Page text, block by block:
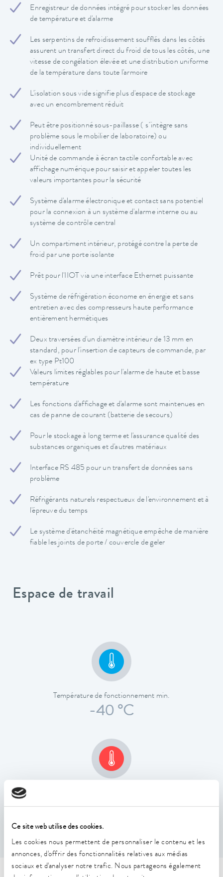
Ce site web utilise des cookies.
Les cookies nous permettent de personnaliser le contenu et les
annonces, d'offrir des fonctionnalités relatives aux médias
sociaux et d'analyser notre trafic. Nous partageons également
Enregistreur de données intégré pour stocker les données
de température et d'alarme
Les serpentins de refroidissement soufflés dans les côtés
assurent un transfert direct du froid de tous les côtés, une
vitesse de congélation élevée et une distribution uniforme
de la température dans toute l'armoire
L'isolation sous vide signifie plus d'espace de stockage
avec un encombrement réduit
Peut être positionné sous-paillasse ( s´intègre sans
problème sous le mobilier de laboratoire) ou
individuellement
Unité de commande à écran tactile confortable avec
affichage numérique pour saisir et appeler toutes les
valeurs importantes pour la sécurité
Système d'alarme électronique et contact sans potentiel
pour la connexion à un système d'alarme interne ou au
système de contrôle central
Un compartiment intérieur, protégé contre la perte de
froid par une porte isolante
Prêt pour l'IIOT via une interface Ethernet puissante
Système de réfrigération économe en énergie et sans
entretien avec des compresseurs haute performance
entièrement hermétiques
Deux traversées d'un diamètre intérieur de 13 mm en
standard, pour l'insertion de capteurs de commande, par
ex type Pt100
Valeurs limites réglables pour l'alarme de haute et basse
température
Les fonctions d'affichage et d'alarme sont maintenues en
cas de panne de courant (batterie de secours)
Pour le stockage à long terme et l'assurance qualité des
substances organiques et d'autres matériaux
Interface RS 485 pour un transfert de données sans
problème
Réfrigérants naturels respectueux de l'environnement et à
l'épreuve du temps
Le système d'étanchéité magnétique empêche de manière
fiable les joints de porte / couvercle de geler
Espace de travail
Température de fonctionnement min.
-40 °C
0 °C